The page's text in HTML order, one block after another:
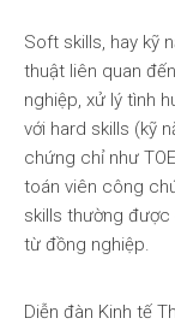
Soft skills, hay kỹ
thuật liên quan
nghiệp, xử lý tình
với hard skills (kỹ
chứng chỉ như
toán viên công
skills thường được
từ đồng nghiệp.
Diễn đàn Kinh tế